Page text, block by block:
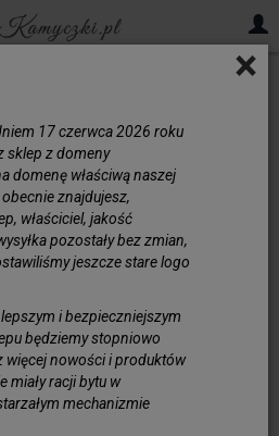
×
17 czerwca 2026 roku
sklep z domeny
domenę właściwą naszej
znajdujesz,
właściciel, jakość
pozostały bez zmian,
jeszcze stare logo
i bezpieczniejszym
będziemy stopniowo
więcej nowości i produktów
miały racji bytu w
mechanizmie
księżycowy do
biżuterii
to wyjątkowy minerał o
mlecznobiałej barwie i
opalizującej poświacie,
kamień księżycowy uważany jest
ochronny, który wspiera
równowagę, pomaga w
i wzmacnia intuicję. Jest także
z kobiecością i cyklem